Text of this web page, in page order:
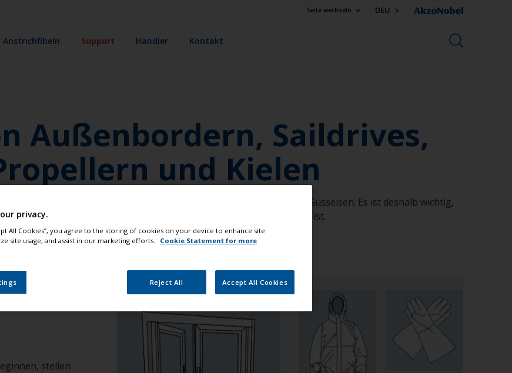
Seite wechseln DEU
Anstrichfibeln Support Händler Kontakt
Außenbordern, Saildrives,
und Kielen
Propeller aus Bronze oder Aluminium. Kiele aus Blei oder Gusseisen. Es ist deshalb wichtig,
verträgt und für die besonderen Anforderungen hart genug ist.
stellen
privacy.
All Cookies”, you agree to the storing of cookies on your device to enhance site
site usage, and assist in our marketing efforts.
Cookie Statement for more
Reject All Accept All Cookies